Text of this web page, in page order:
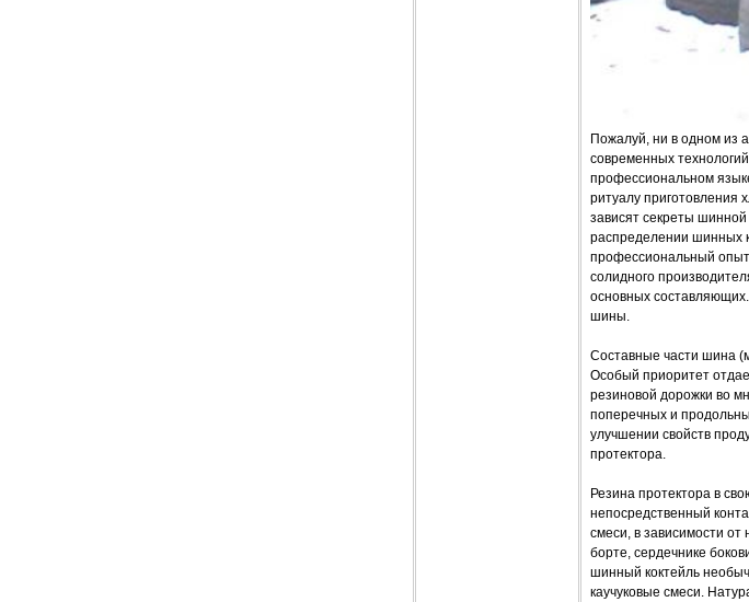
Пожалуй, ни в одном из
современных
профессиональном
ритуалу приготовления
зависят секреты
распределении шинных
профессиональный
солидного
основных
шины.
Составные части шина
Особый приоритет
резиновой дорожки во
поперечных и
улучшении свойств
протектора.
Резина протектора в
непосредственный
смеси, в зависимости
борте, сердечнике
шинный коктейль
каучуковые смеси.